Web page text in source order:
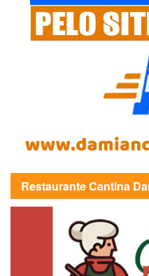
Restaurante Cantina